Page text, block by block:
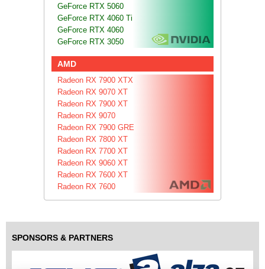
GeForce RTX 5060
GeForce RTX 4060 Ti
GeForce RTX 4060
GeForce RTX 3050
AMD
Radeon RX 7900 XTX
Radeon RX 9070 XT
Radeon RX 7900 XT
Radeon RX 9070
Radeon RX 7900 GRE
Radeon RX 7800 XT
Radeon RX 7700 XT
Radeon RX 9060 XT
Radeon RX 7600 XT
Radeon RX 7600
SPONSORS & PARTNERS